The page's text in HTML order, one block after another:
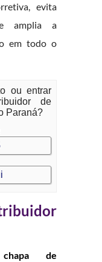
evita
amplia a
em todo o
ou entrar
de
Paraná?
de